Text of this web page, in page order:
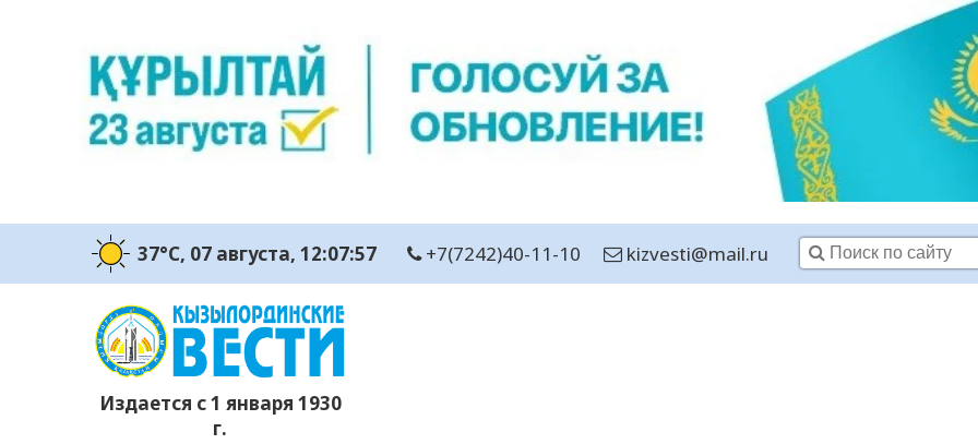
37°C, 07 августа, 12:07:59 +7(7242)40-11-10 kizvesti@mail.ru
Издается с 1 января 1930
г.